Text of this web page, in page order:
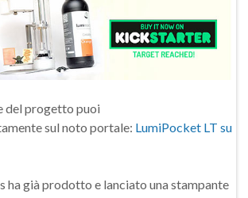
del progetto puoi
sul noto portale: LumiPocket LT su
ha già prodotto e lanciato una stampante